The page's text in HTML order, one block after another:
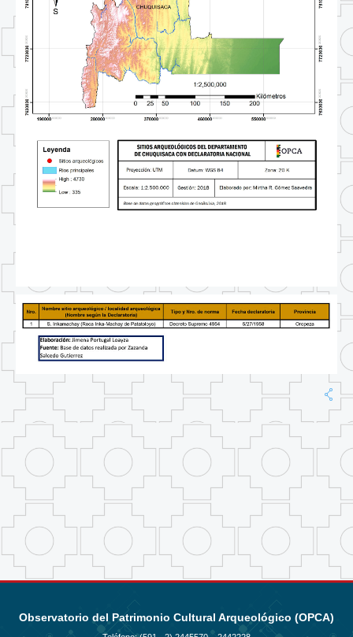
Observatorio del Patrimonio Cultural Arqueológico (OPCA)